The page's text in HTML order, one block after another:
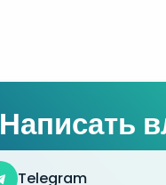
Написать
Telegram